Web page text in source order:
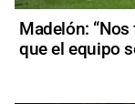
Madelón:
que el equipo